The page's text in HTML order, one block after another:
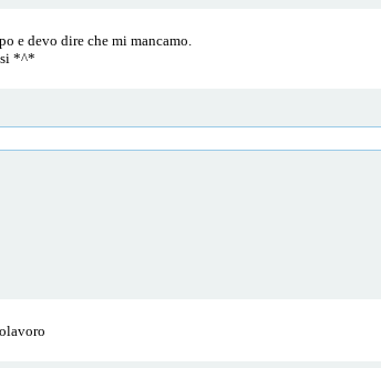
e devo dire che mi mancamo.
*^*